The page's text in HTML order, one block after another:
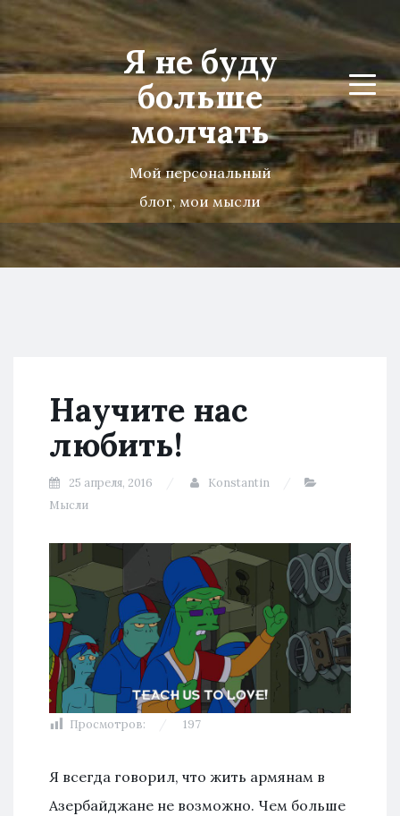
Я не буду
больше
молчать
Мой персональный
блог, мои мысли
Menu
Научите нас
любить!
25 апреля, 2016
Konstantin
Мысли
Просмотров: 197
Я всегда говорил, что жить армянам в
Азербайджане не возможно. Чем больше